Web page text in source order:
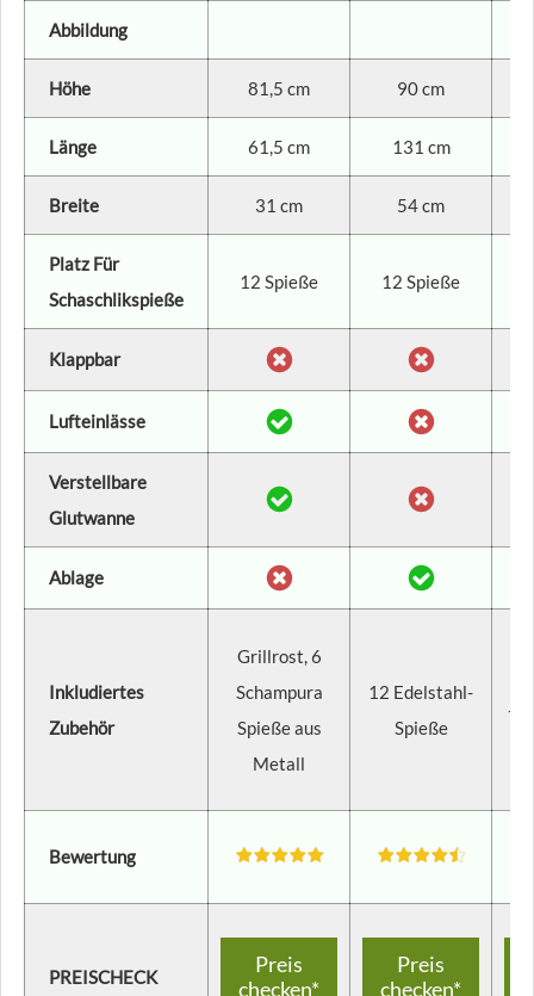
Abbildung
Höhe 81,5 cm 90 cm
Länge 61,5 cm 131 cm
Breite 31 cm 54 cm
Platz Für
Schaschlikspieße
12 Spieße 12 Spieße
Klappbar
Lufteinlässe
Verstellbare
Glutwanne
Ablage
Inkludiertes
Zubehör
Grillrost, 6
Schampura
Spieße aus
Metall
12 Edelstahl-
Spieße
+
Bewertung
PREISCHECK
Preis
checken*
Preis
checken*